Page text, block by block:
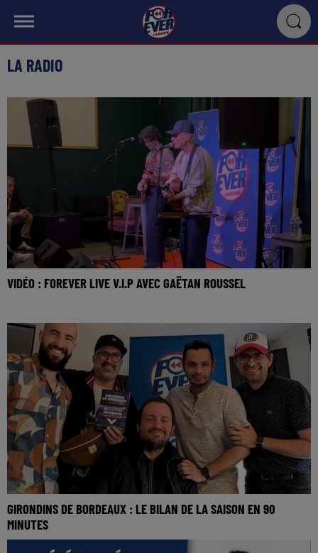
LA RADIO
VIDÉO : FOREVER LIVE V.I.P AVEC GAËTAN ROUSSEL
GIRONDINS DE BORDEAUX : LE BILAN DE LA SAISON EN 90
MINUTES